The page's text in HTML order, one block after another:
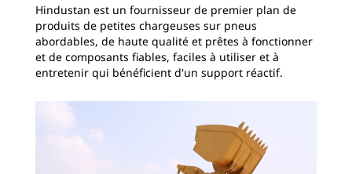
Hindustan est un fournisseur de premier plan de
produits de petites chargeuses sur pneus
abordables, de haute qualité et prêtes à fonctionner
et de composants fiables, faciles à utiliser et à
entretenir qui bénéficient d'un support réactif.